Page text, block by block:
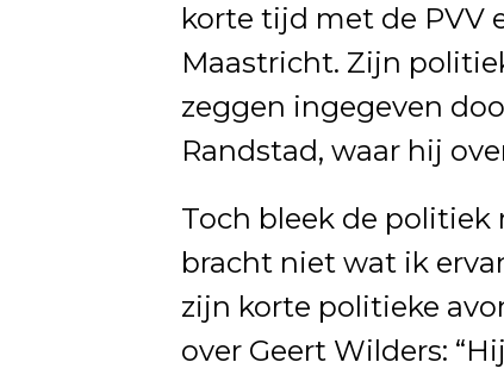
korte tijd met de PVV
Maastricht. Zijn
zeggen ingegeven
Randstad, waar hij
Toch bleek de politiek
bracht niet wat ik
zijn korte politieke
over Geert Wilders: